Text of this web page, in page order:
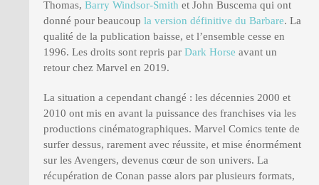
Thomas, Barry Windsor-Smith et John Buscema qui ont
donné pour beaucoup la version définitive du Barbare. La
qualité de la publication baisse, et l’ensemble cesse en
1996. Les droits sont repris par Dark Horse avant un
retour chez Marvel en 2019.
La situation a cependant changé : les décennies 2000 et
2010 ont mis en avant la puissance des franchises via les
productions cinématographiques. Marvel Comics tente de
surfer dessus, rarement avec réussite, et mise énormément
sur les Avengers, devenus cœur de son univers. La
récupération de Conan passe alors par plusieurs formats,